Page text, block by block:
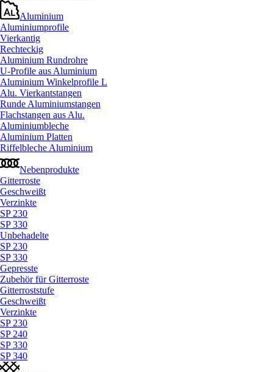
Aluminium
Aluminiumprofile
Vierkantig
Rechteckig
Aluminium Rundrohre
U-Profile aus Aluminium
Aluminium Winkelprofile L
Alu. Vierkantstangen
Runde Aluminiumstangen
Flachstangen aus Alu.
Aluminiumbleche
Aluminium Platten
Riffelbleche Aluminium
Nebenprodukte
Gitterroste
Geschweißt
Verzinkte
SP 230
SP 330
Unbehadelte
SP 230
SP 330
Gepresste
Zubehör für Gitterroste
Gitterroststufe
Geschweißt
Verzinkte
SP 230
SP 240
SP 330
SP 340